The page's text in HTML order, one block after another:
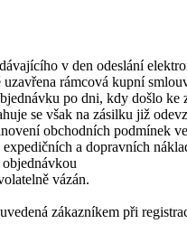
v den odeslání
rámcová kupní
po dni, kdy došlo ke
se však na zásilku již
obchodních podmínek
a dopravních
vázán.
zákazníkem při